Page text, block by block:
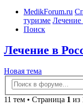
MedikForum.ru
туризме Лечение
Поиск
Лечение в
Новая тема
11 тем • Страница 1 из